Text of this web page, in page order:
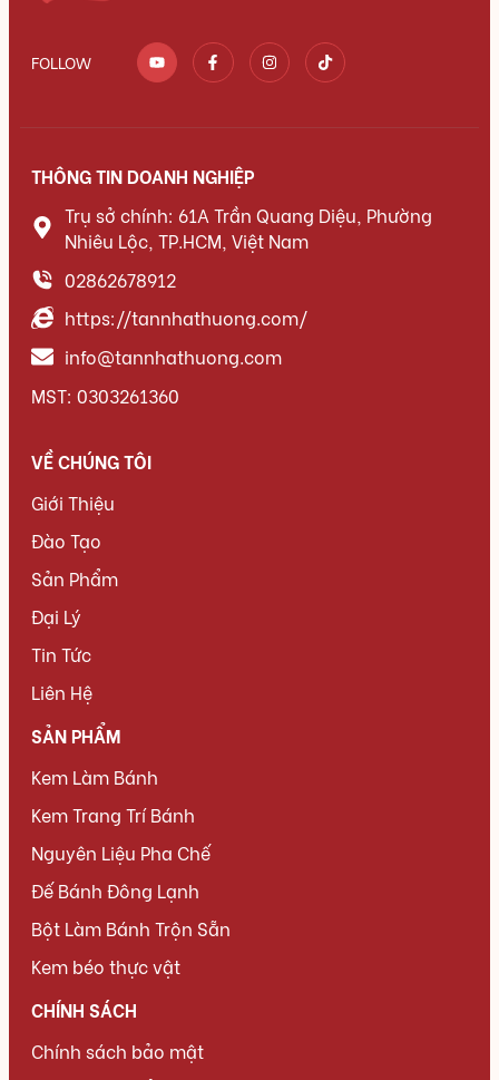
FOLLOW
THÔNG TIN DOANH NGHIỆP
Trụ sở chính: 61A Trần Quang Diệu, Phường
Nhiêu Lộc, TP.HCM, Việt Nam
02862678912
https://tannhathuong.com/
info@tannhathuong.com
MST: 0303261360
VỀ CHÚNG TÔI
Giới Thiệu
Đào Tạo
Sản Phẩm
Đại Lý
Tin Tức
Liên Hệ
SẢN PHẨM
Kem Làm Bánh
Kem Trang Trí Bánh
Nguyên Liệu Pha Chế
Đế Bánh Đông Lạnh
Bột Làm Bánh Trộn Sẵn
Kem béo thực vật
CHÍNH SÁCH
Chính sách bảo mật